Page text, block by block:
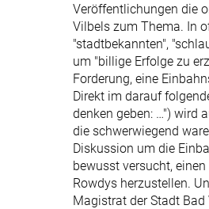
Veröffentlichungen die
Vilbels zum Thema. In
"stadtbekannten",
um "billige Erfolge zu
Forderung, eine
Direkt im darauf
denken geben: …") wird
die schwerwiegend
Diskussion um die
bewusst versucht,
Rowdys herzustellen.
Magistrat der Stadt Bad